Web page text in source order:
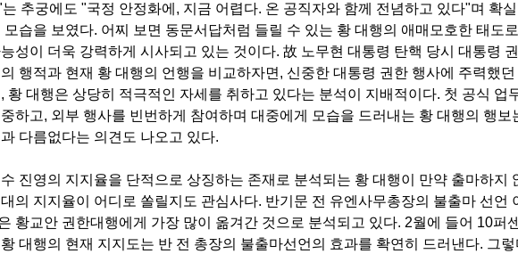
추궁에도 "국정 안정화에, 지금 어렵다. 온 공직자와 함께 전념하고 있다"며 확
모습을 보였다. 어찌 보면 동문서답처럼 들릴 수 있는 황 대행의 애매모호한 태도
성이 더욱 강력하게 시사되고 있는 것이다. 故 노무현 대통령 탄핵 당시 대통령
행적과 현재 황 대행의 언행을 비교하자면, 신중한 대통령 권한 행사에 주력했
황 대행은 상당히 적극적인 자세를 취하고 있다는 분석이 지배적이다. 첫 공식 업
하고, 외부 행사를 빈번하게 참여하며 대중에게 모습을 드러내 는 황 대행의 행보
다름없다는 의견도 나오고 있다.
진영의 지지율을 단적으로 상징하는 존재로 분석되는 황 대행이 만약 출마하지
의 지지율이 어디로 쏠릴지도 관심사다. 반기문 전 유엔사무총장의 불출마 선언
황교안 권한대행에게 가장 많이 옮겨간 것으로 분석되고 있다. 2월에 들어 10퍼
대행의 현재 지지도는 반 전 총장의 불출마선언의 효과를 확연히 드러낸다. 그